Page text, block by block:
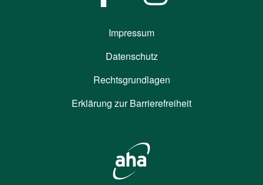
Impressum
Datenschutz
Rechtsgrundlagen
Erklärung zur Barrierefreiheit